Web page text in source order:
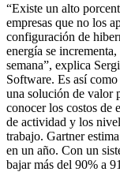
“Existe un alto
empresas que no los
configuración de
energía se
semana”, explica
Software. Es así
una solución de valor
conocer los costos de
de actividad y los
trabajo. Gartner
en un año. Con un
bajar más del 90% a